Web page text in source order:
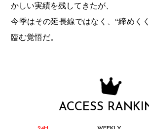
かしい実績を残してきたが、
今季はその延長線ではなく、“締めく
臨む覚悟だ。
ACCESS